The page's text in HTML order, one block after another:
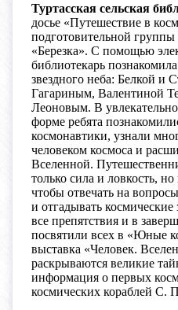
Туртасская сельская
досье «Путешествие в
подготовительной
«Березка». С помощью
библиотекарь
звездного неба: Белкой и
Гагариным, Валентиной
Леоновым. В
форме ребята
космонавтики, узнали
человеком космоса и
Вселенной.
только сила и ловкость,
чтобы отвечать на
и отгадывать
все препятствия и в
посвятили всех в «Юные
выставка «Человек.
раскрываются великие
информация о первых
космических кораблей С.